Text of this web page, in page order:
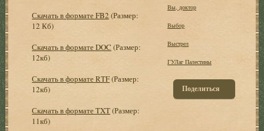
Скачать в формате FB2 (Размер:
12 Кб)
Скачать в формате DOC (Размер:
12кб)
Скачать в формате RTF(Размер:
12кб)
Скачать в формате TXT(Размер:
11кб)
Вы, доктор
Выбор
Выстрел
ГУЛаг Палестины
Поделиться